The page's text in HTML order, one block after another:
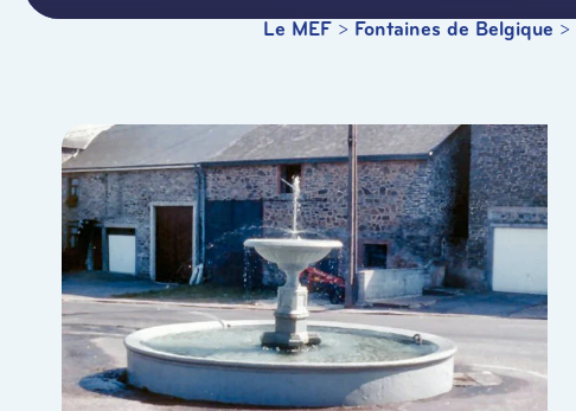
Le MEF > Fontaines de Belgique >